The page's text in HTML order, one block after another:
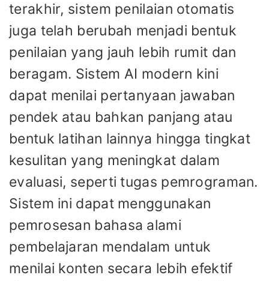
terakhir, sistem penilaian otomatis
juga telah berubah menjadi bentuk
penilaian yang jauh lebih rumit dan
beragam. Sistem AI modern kini
dapat menilai pertanyaan jawaban
pendek atau bahkan panjang atau
bentuk latihan lainnya hingga tingkat
kesulitan yang meningkat dalam
evaluasi, seperti tugas pemrograman.
Sistem ini dapat menggunakan
pemrosesan bahasa alami
pembelajaran mendalam untuk
menilai konten secara lebih efektif